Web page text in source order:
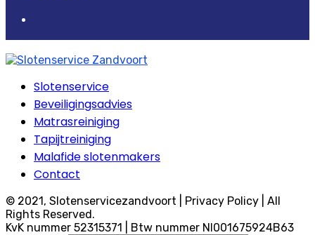
Slotenservice
Beveiligingsadvies
Matrasreiniging
Tapijtreiniging
Malafide slotenmakers
Contact
© 2021, Slotenservicezandvoort | Privacy Policy | All
Rights Reserved.
KvK nummer 52315371 | Btw nummer Nl001675924B63